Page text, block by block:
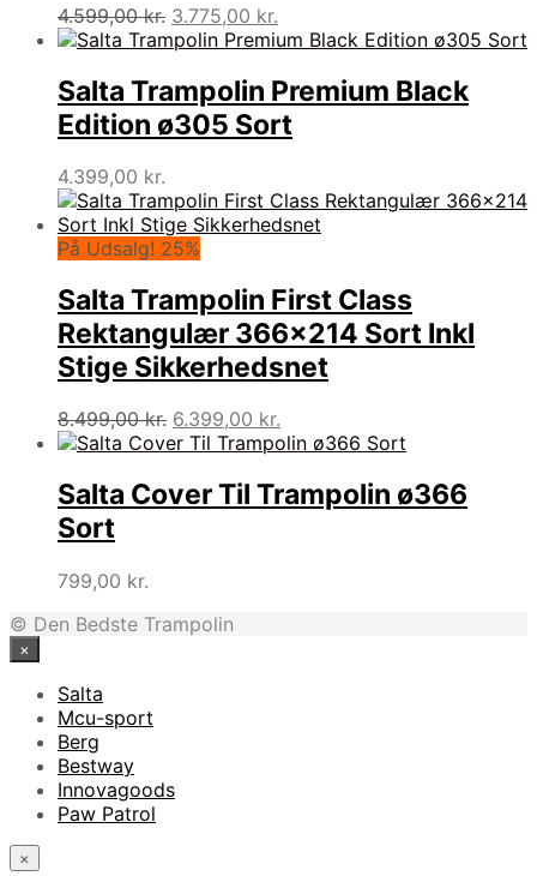
4.599,00kr. Den
oprindelige
var:
4.599,00 kr..
3.775,00 kr.
aktuelle
er:
3.775,00 kr..
Salta Trampolin Premium Black
Edition ø305 Sort
4.399,00 kr.
På Udsalg! 25%
Salta Trampolin First Class
Rektangulær 366×214 Sort Inkl
Stige Sikkerhedsnet
8.499,00kr. Den
oprindelige
var:
8.499,00 kr..
6.399,00 kr.
aktuelle
er:
6.399,00 kr..
Salta Cover Til Trampolin ø366
Sort
799,00 kr.
© Den Bedste Trampolin
×
Salta
Mcu-sport
Berg
Bestway
Innovagoods
Paw Patrol
×